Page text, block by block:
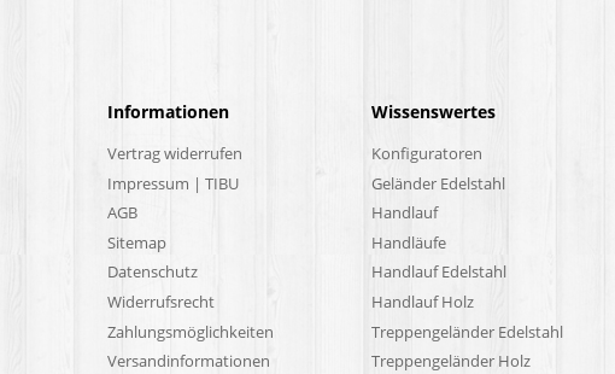
Informationen
Vertrag widerrufen
Impressum | TIBU
AGB
Sitemap
Datenschutz
Widerrufsrecht
Zahlungsmöglichkeiten
Versandinformationen
Wissenswertes
Konfiguratoren
Geländer Edelstahl
Handlauf
Handläufe
Handlauf Edelstahl
Handlauf Holz
Treppengeländer Edelstahl
Treppengeländer Holz